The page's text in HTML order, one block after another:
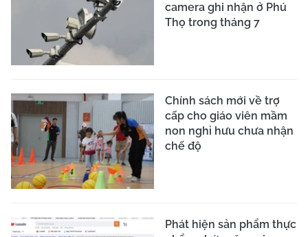
camera ghi nhận ở Phú
Thọ trong tháng 7
Chính sách mới về trợ
cấp cho giáo viên mầm
non nghỉ hưu chưa nhận
chế độ
Phát hiện sản phẩm thực